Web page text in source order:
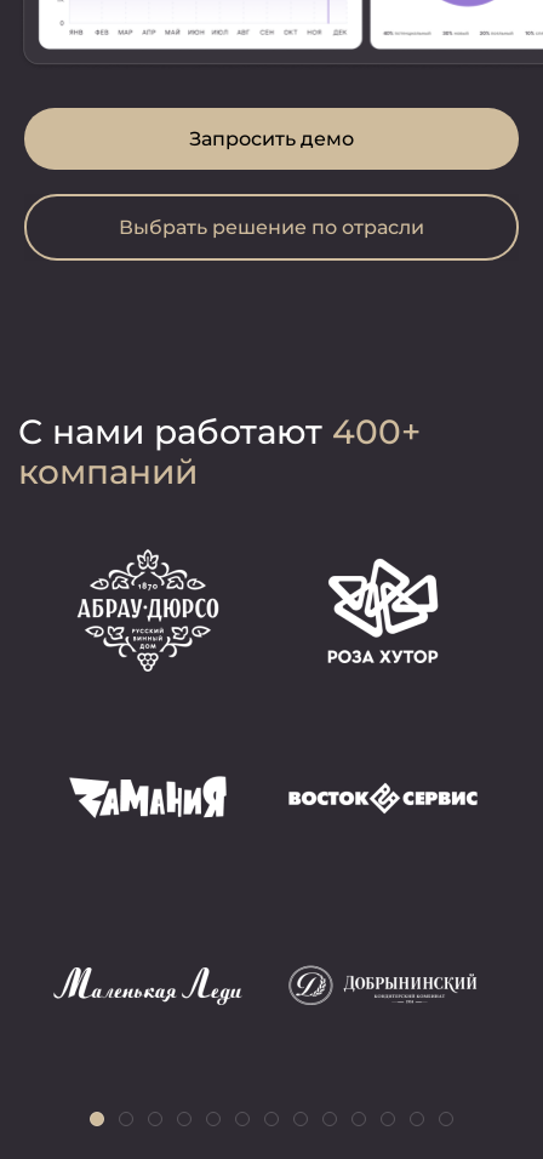
Запросить демо
Выбрать решение по отрасли
С нами работают 400+
компаний